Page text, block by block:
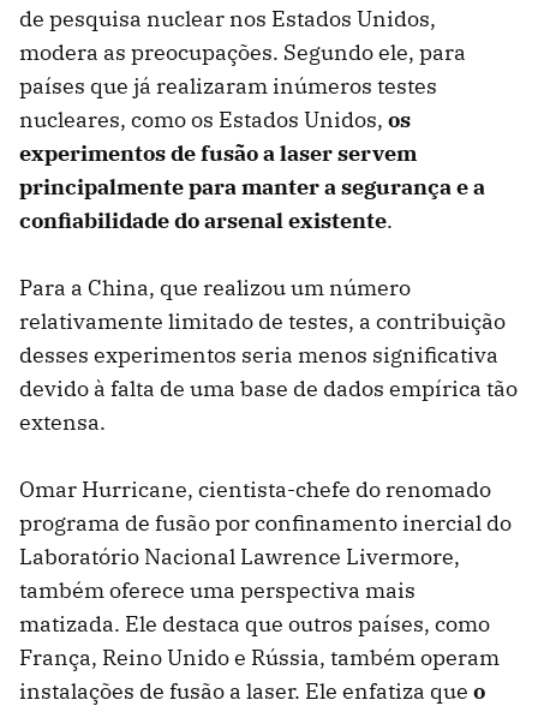
de pesquisa nuclear nos Estados Unidos,
modera as preocupações. Segundo ele, para
países que já realizaram inúmeros testes
nucleares, como os Estados Unidos, os
experimentos de fusão a laser servem
principalmente para manter a segurança e a
confiabilidade do arsenal existente.
Para a China, que realizou um número
relativamente limitado de testes, a contribuição
desses experimentos seria menos significativa
devido à falta de uma base de dados empírica tão
extensa.
Omar Hurricane, cientista-chefe do renomado
programa de fusão por confinamento inercial do
Laboratório Nacional Lawrence Livermore,
também oferece uma perspectiva mais
matizada. Ele destaca que outros países, como
França, Reino Unido e Rússia, também operam
instalações de fusão a laser. Ele enfatiza que o